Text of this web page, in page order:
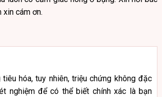
xin cám ơn.
hóa, tuy nhiên, triệu chứng không đặc
nghiệm để có thể biết chính xác là bạn